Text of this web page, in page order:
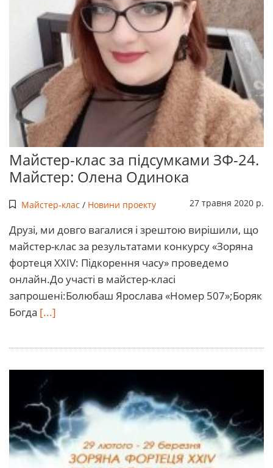
Майстер-клас за підсумками ЗФ-24.
Майстер: Олена Одинока
Майстер-клас / Новини проекту 27 травня 2020 р.
Друзі, ми довго вагалися і зрештою вирішили, що
майстер-клас за результатами конкурсу «Зоряна
фортеця XXIV: Підкорення часу» проведемо
онлайн.До участі в майстер-класі
запрошені:Болюбаш Ярослава «Номер 507»;Боряк
Богда [...]